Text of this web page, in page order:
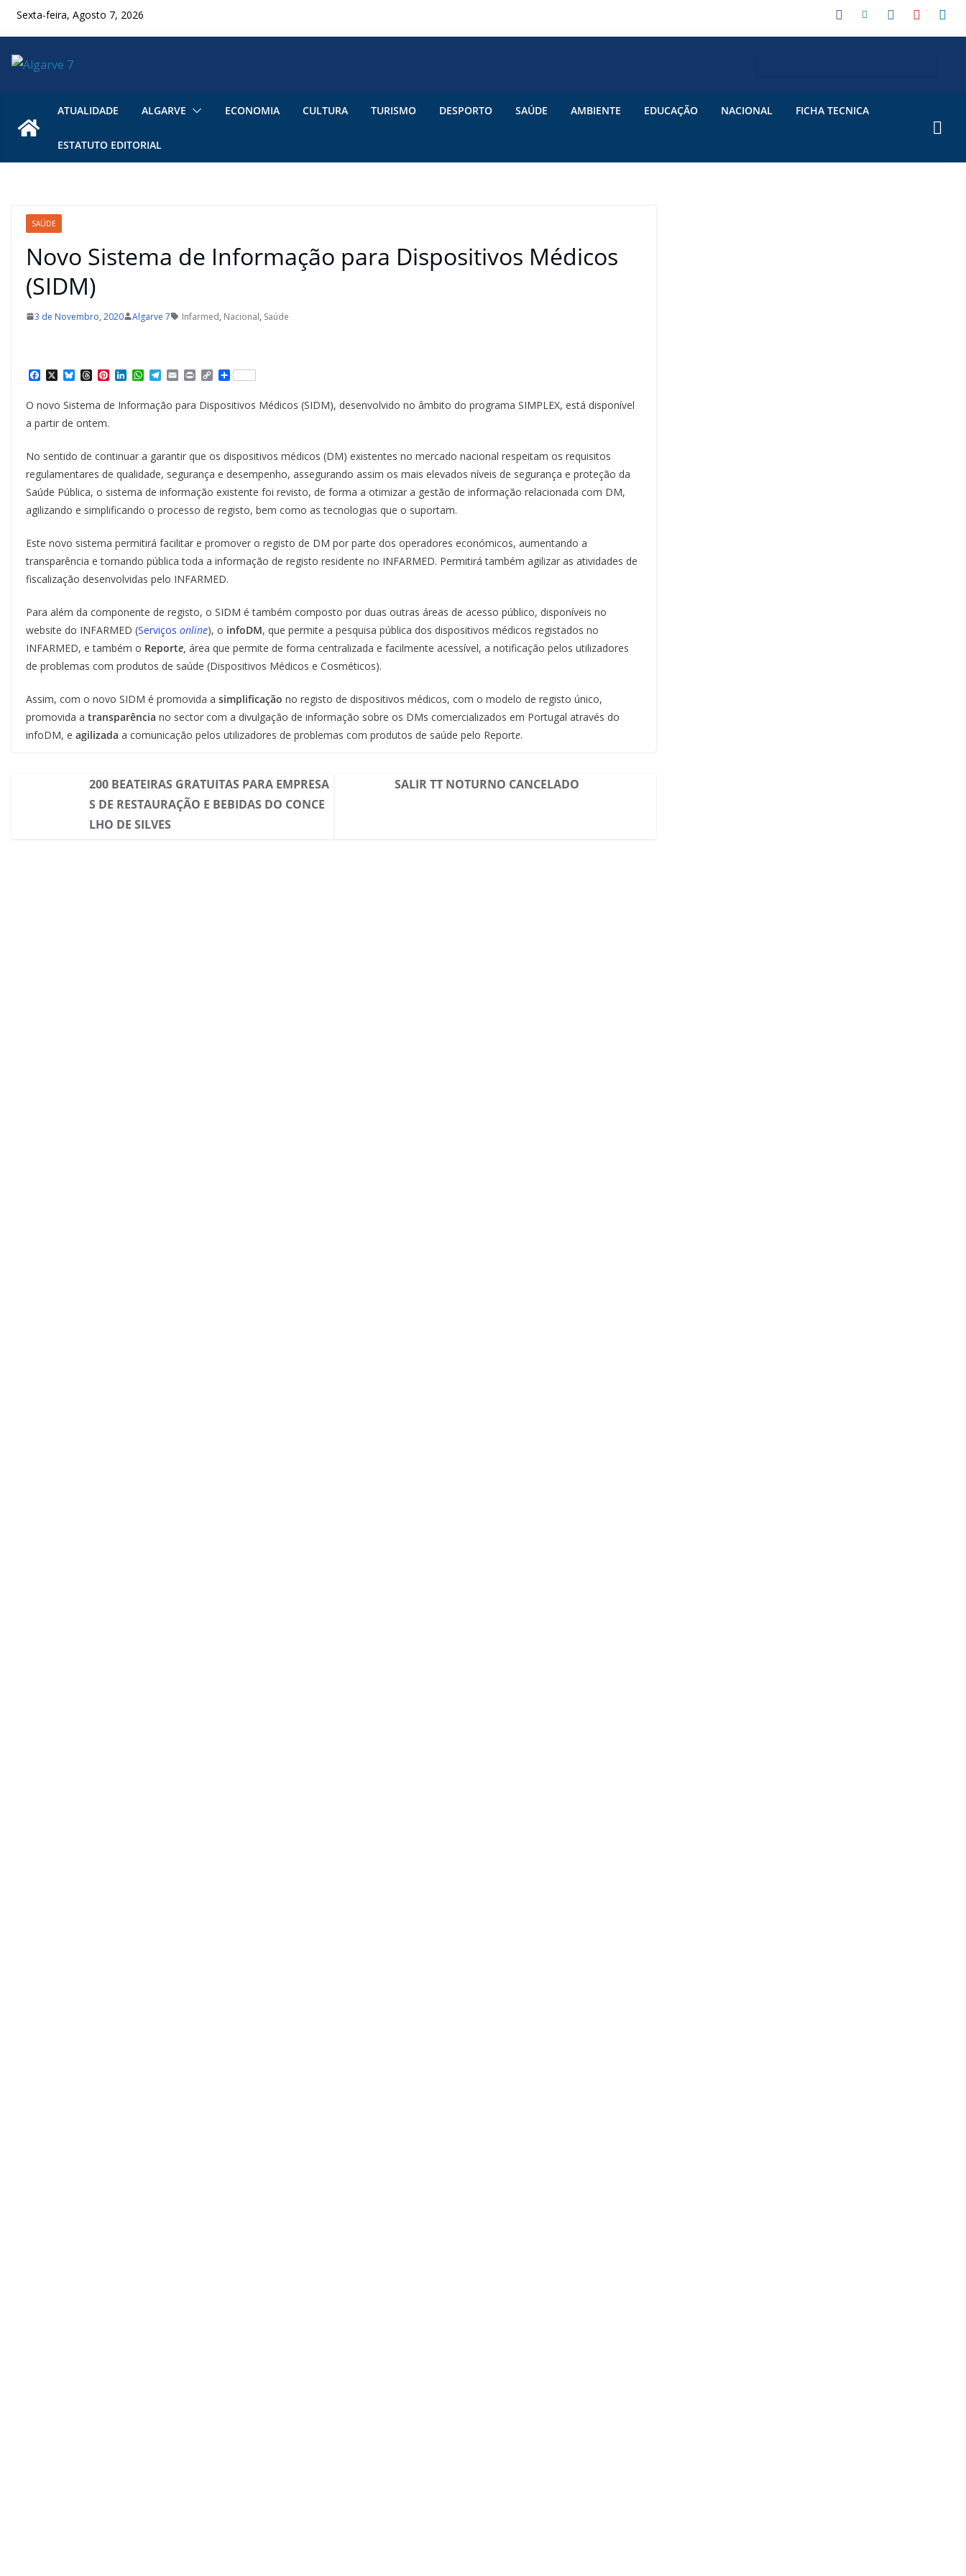
SkipSexta-feira, Agosto 7, 2026
ATUALIDADE ALGARVE ECONOMIA CULTURA TURISMO DESPORTO SAÚDE AMBIENTE EDUCAÇÃO NACIONAL FICHA TECNICA
ESTATUTO EDITORIAL
SAÚDE
Novo Sistema de Informação para Dispositivos Médicos
(SIDM)
3 de Novembro, 2020 Algarve 7 Infarmed, Nacional, Saúde
a
e
b
o
k
X B
u
e
s
k
T
h
e
a
d
P
t
s
L
n
k
n
W
h
t
p
T
e
l
e
m
E
m
i
P
n
C
o
y
k
S
h
a
r
O novo Sistema de Informação para Dispositivos Médicos (SIDM), desenvolvido no âmbito do programa SIMPLEX, está disponível
a partir de ontem.
No sentido de continuar a garantir que os dispositivos médicos (DM) existentes no mercado nacional respeitam os requisitos
regulamentares de qualidade, segurança e desempenho, assegurando assim os mais elevados níveis de segurança e proteção da
Saúde Pública, o sistema de informação existente foi revisto, de forma a otimizar a gestão de informação relacionada com DM,
agilizando e simplificando o processo de registo, bem como as tecnologias que o suportam.
Este novo sistema permitirá facilitar e promover o registo de DM por parte dos operadores económicos, aumentando a
transparência e tornando pública toda a informação de registo residente no INFARMED. Permitirá também agilizar as atividades de
fiscalização desenvolvidas pelo INFARMED.
Para além da componente de registo, o SIDM é também composto por duas outras áreas de acesso público, disponíveis no
website do INFARMED (Serviços online), o infoDM, que permite a pesquisa pública dos dispositivos médicos registados no
INFARMED, e também o Reporte, área que permite de forma centralizada e facilmente acessível, a notificação pelos utilizadores
de problemas com produtos de saúde (Dispositivos Médicos e Cosméticos).
Assim, com o novo SIDM é promovida a simplificação no registo de dispositivos médicos, com o modelo de registo único,
promovida a transparência no sector com a divulgação de informação sobre os DMs comercializados em Portugal através do
infoDM, e agilizada a comunicação pelos utilizadores de problemas com produtos de saúde pelo Reporte.
200 BEATEIRAS GRATUITAS PARA EMPRESA
S DE RESTAURAÇÃO E BEBIDAS DO CONCE
LHO DE SILVES
SALIR TT NOTURNO CANCELADO